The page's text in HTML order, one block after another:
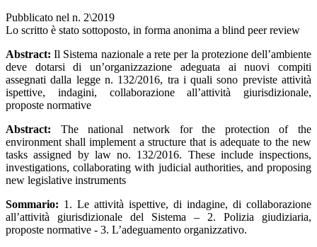
Pubblicato nel n. 2\2019
Lo scritto è stato sottoposto, in forma anonima a blind peer review
Abstract: Il Sistema nazionale a rete per la protezione dell’ambiente
deve dotarsi di un’organizzazione adeguata ai nuovi compiti
assegnati dalla legge n. 132/2016, tra i quali sono previste attività
ispettive, indagini, collaborazione all’attività giurisdizionale,
proposte normative
Abstract: The national network for the protection of the
environment shall implement a structure that is adequate to the new
tasks assigned by law no. 132/2016. These include inspections,
investigations, collaborating with judicial authorities, and proposing
new legislative instruments
Sommario: 1. Le attività ispettive, di indagine, di collaborazione
all’attività giurisdizionale del Sistema – 2. Polizia giudiziaria,
proposte normative - 3. L’adeguamento organizzativo.